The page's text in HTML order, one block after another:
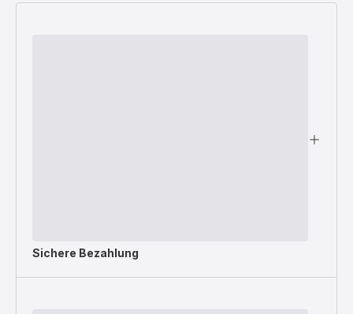
Sichere Bezahlung